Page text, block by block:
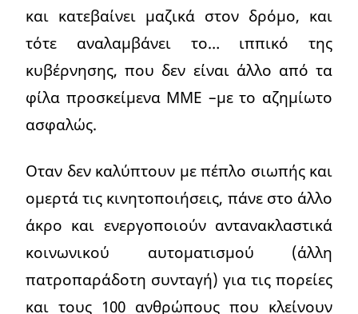
και κατεβαίνει μαζικά στον δρόμο, και
τότε αναλαμβάνει το… ιππικό της
κυβέρνησης, που δεν είναι άλλο από τα
φίλα προσκείμενα ΜΜΕ –με το αζημίωτο
ασφαλώς.
Οταν δεν καλύπτουν με πέπλο σιωπής και
ομερτά τις κινητοποιήσεις, πάνε στο άλλο
άκρο και ενεργοποιούν αντανακλαστικά
κοινωνικού αυτοματισμού (άλλη
πατροπαράδοτη συνταγή) για τις πορείες
και τους 100 ανθρώπους που κλείνουν